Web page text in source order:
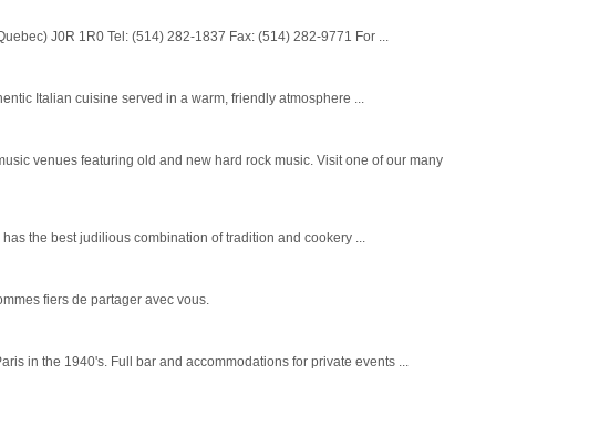
J0R 1R0 Tel: (514) 282-1837 Fax: (514) 282-9771 For ...
Italian cuisine served in a warm, friendly atmosphere ...
venues featuring old and new hard rock music. Visit one of our many
the best judilious combination of tradition and cookery ...
fiers de partager avec vous.
in the 1940's. Full bar and accommodations for private events ...